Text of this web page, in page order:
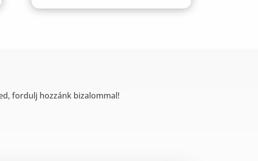
fordulj hozzánk bizalommal!